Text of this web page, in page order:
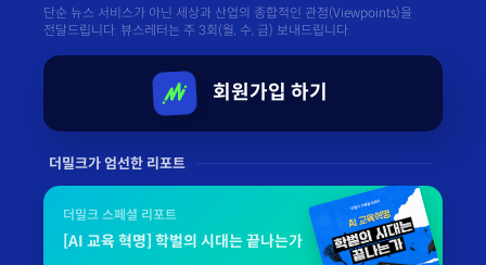
단순 뉴스 서비스가 아닌 세상과 산업의 종합적인 관점(Viewpoints)을
전달드립니다. 뷰스레터는 주 3회(월, 수, 금) 보내드립니다.
회원가입 하기
더밀크가 엄선한 리포트
더밀크 스페셜 리포트
[AI 교육 혁명] 학벌의 시대는 끝나는가